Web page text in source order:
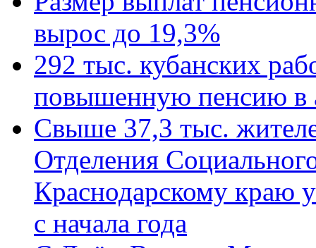
вырос до 19,3%
292 тыс. кубанских
повышенную пенсию в
Свыше 37,3 тыс.
Отделения
Краснодарскому краю
с начала года